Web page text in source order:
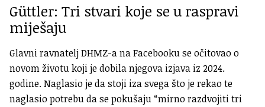
Güttler: Tri stvari koje se u raspravi
miješaju
Glavni ravnatelj DHMZ-a na Facebooku se očitovao o
novom životu koji je dobila njegova izjava iz 2024.
godine. Naglasio je da stoji iza svega što je rekao te
naglasio potrebu da se pokušaju “mirno razdvojiti tri